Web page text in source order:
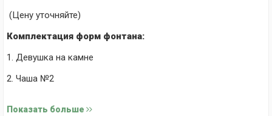
(Цену уточняйте)
Комплектация форм фонтана:
1. Девушка на камне
2. Чаша №2
Показать больше